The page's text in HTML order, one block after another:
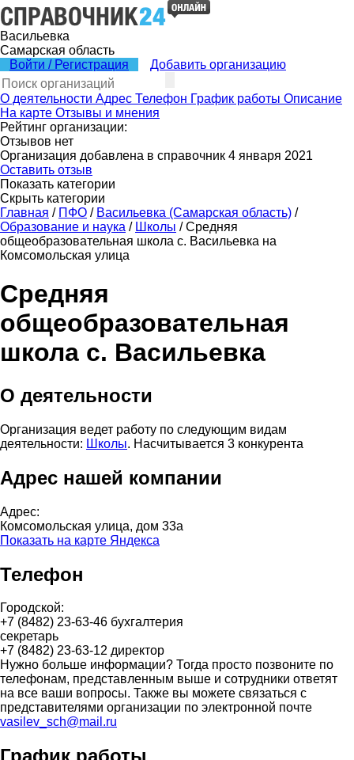
Васильевка
Самарская область
Войти / Регистрация
Добавить организацию
О деятельности Адрес Телефон График работы Описание
На карте Отзывы и мнения
Рейтинг организации:
Отзывов нет
Организация добавлена в справочник 4 января 2021
Оставить отзыв
Показать категории
Скрыть категории
Главная / ПФО / Васильевка (Самарская область) /
Образование и наука / Школы / Средняя
общеобразовательная школа с. Васильевка на
Комсомольская улица
Средняя
общеобразовательная
школа с. Васильевка
О деятельности
Организация ведет работу по следующим видам
деятельности: Школы. Насчитывается 3 конкурента
Адрес нашей компании
Адрес:
Комсомольская улица, дом 33а
Показать на карте Яндекса
Телефон
Городской:
+7 (8482) 23-63-46 бухгалтерия
секретарь
+7 (8482) 23-63-12 директор
Нужно больше информации? Тогда просто позвоните по
телефонам, представленным выше и сотрудники ответят
на все ваши вопросы. Также вы можете связаться с
представителями организации по электронной почте
vasilev_sch@mail.ru